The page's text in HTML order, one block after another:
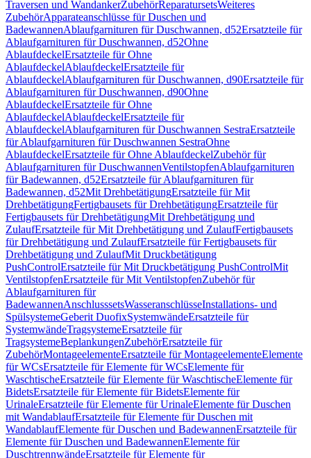
Traversen und WandankerZubehörReparatursetsWeiteres
ZubehörApparateanschlüsse für Duschen und
BadewannenAblaufgarnituren für Duschwannen, d52Ersatzteile für
Ablaufgarnituren für Duschwannen, d52Ohne
AblaufdeckelErsatzteile für Ohne
AblaufdeckelAblaufdeckelErsatzteile für
AblaufdeckelAblaufgarnituren für Duschwannen, d90Ersatzteile für
Ablaufgarnituren für Duschwannen, d90Ohne
AblaufdeckelErsatzteile für Ohne
AblaufdeckelAblaufdeckelErsatzteile für
AblaufdeckelAblaufgarnituren für Duschwannen SestraErsatzteile
für Ablaufgarnituren für Duschwannen SestraOhne
AblaufdeckelErsatzteile für Ohne AblaufdeckelZubehör für
Ablaufgarnituren für DuschwannenVentilstopfenAblaufgarnituren
für Badewannen, d52Ersatzteile für Ablaufgarnituren für
Badewannen, d52Mit DrehbetätigungErsatzteile für Mit
DrehbetätigungFertigbausets für DrehbetätigungErsatzteile für
Fertigbausets für DrehbetätigungMit Drehbetätigung und
ZulaufErsatzteile für Mit Drehbetätigung und ZulaufFertigbausets
für Drehbetätigung und ZulaufErsatzteile für Fertigbausets für
Drehbetätigung und ZulaufMit Druckbetätigung
PushControlErsatzteile für Mit Druckbetätigung PushControlMit
VentilstopfenErsatzteile für Mit VentilstopfenZubehör für
Ablaufgarnituren für
BadewannenAnschlusssetsWasseranschlüsseInstallations- und
SpülsystemeGeberit DuofixSystemwändeErsatzteile für
SystemwändeTragsystemeErsatzteile für
TragsystemeBeplankungenZubehörErsatzteile für
ZubehörMontageelementeErsatzteile für MontageelementeElemente
für WCsErsatzteile für Elemente für WCsElemente für
WaschtischeErsatzteile für Elemente für WaschtischeElemente für
BidetsErsatzteile für Elemente für BidetsElemente für
UrinaleErsatzteile für Elemente für UrinaleElemente für Duschen
mit WandablaufErsatzteile für Elemente für Duschen mit
WandablaufElemente für Duschen und BadewannenErsatzteile für
Elemente für Duschen und BadewannenElemente für
DuschtrennwändeErsatzteile für Elemente für